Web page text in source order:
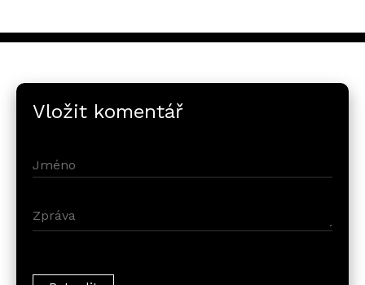
Vložit komentář